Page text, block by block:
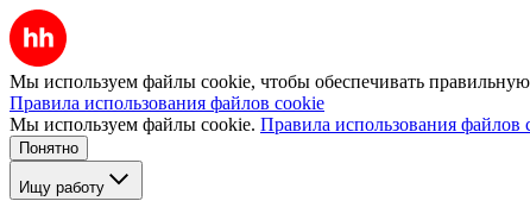
Мы используем файлы cookie, чтобы обеспечивать правильную
Правила использования файлов cookie
Мы используем файлы cookie. Правила использования файлов
Понятно
Ищу работу